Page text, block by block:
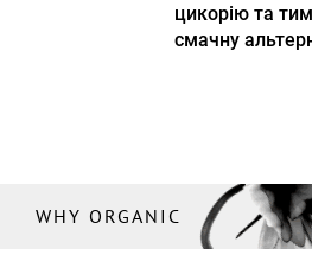
цикорію та
смачну
WHY ORGANIC